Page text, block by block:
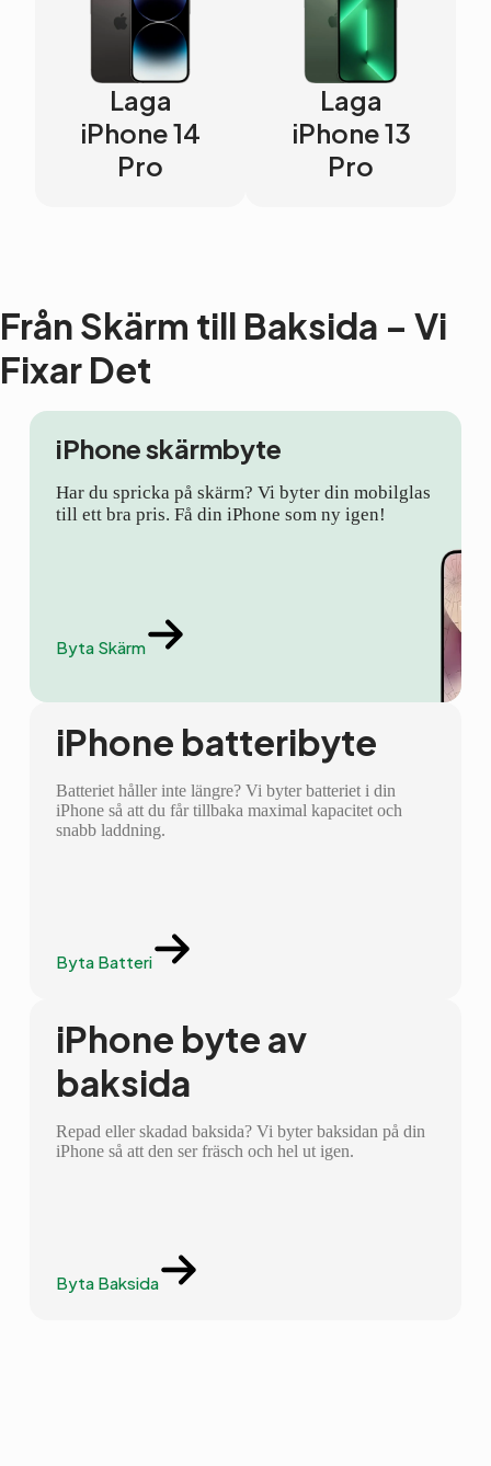
Laga
iPhone 14
Pro
Laga
iPhone 13
Pro
Från Skärm till Baksida – Vi
Fixar Det
iPhone skärmbyte
Har du spricka på skärm? Vi byter din mobilglas
till ett bra pris. Få din iPhone som ny igen!
Byta Skärm
iPhone batteribyte
Batteriet håller inte längre? Vi byter batteriet i din
iPhone så att du får tillbaka maximal kapacitet och
snabb laddning.
Byta Batteri
iPhone byte av
baksida
Repad eller skadad baksida? Vi byter baksidan på din
iPhone så att den ser fräsch och hel ut igen.
Byta Baksida